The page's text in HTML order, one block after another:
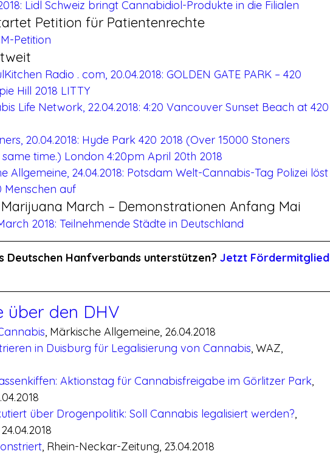
Lidl Schweiz bringt Cannabidiol-Produkte in die Filialen
Petition für Patientenrechte
Petition
Radio . com, 20.04.2018: GOLDEN GATE PARK – 420
Hill 2018 LITTY
Life Network, 22.04.2018: 4:20 Vancouver Sunset Beach at 420
20.04.2018: Hyde Park 420 2018 (Over 15000 Stoners
time.) London 4:20pm April 20th 2018
Allgemeine, 24.04.2018: Potsdam Welt-Cannabis-Tag Polizei löst
auf
March – Demonstrationen Anfang Mai
2018: Teilnehmende Städte in Deutschland
Deutschen Hanfverbands unterstützen? Jetzt Fördermitglied
über den DHV
, Märkische Allgemeine, 26.04.2018
in Duisburg für Legalisierung von Cannabis, WAZ,
Aktionstag für Cannabisfreigabe im Görlitzer Park,
über Drogenpolitik: Soll Cannabis legalisiert werden?,
, Rhein-Neckar-Zeitung, 23.04.2018